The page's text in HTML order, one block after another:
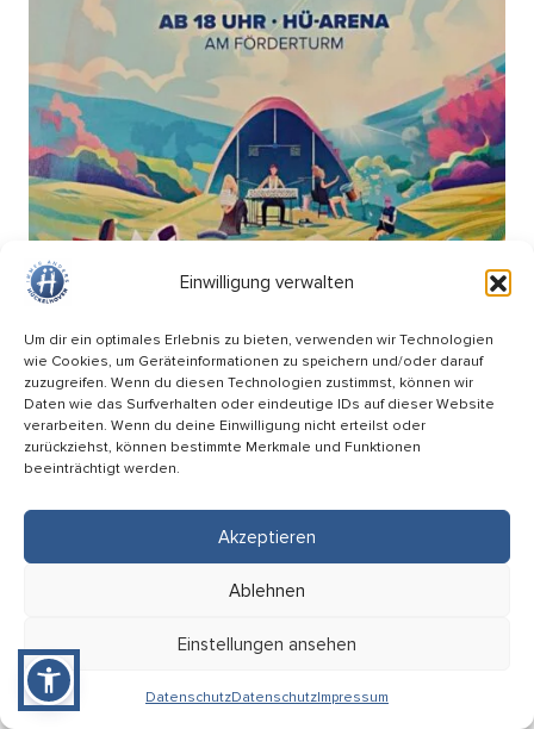
Einwilligung verwalten
Um dir ein optimales Erlebnis zu bieten, verwenden wir Technologien
wie Cookies, um Geräteinformationen zu speichern und/oder darauf
zuzugreifen. Wenn du diesen Technologien zustimmst, können wir
Daten wie das Surfverhalten oder eindeutige IDs auf dieser Website
verarbeiten. Wenn du deine Einwilligung nicht erteilst oder
zurückziehst, können bestimmte Merkmale und Funktionen
beeinträchtigt werden.
Akzeptieren
Ablehnen
Einstellungen ansehen
DatenschutzDatenschutzImpressum
Picknick Konzert – Mitsing-Konzert mit den
HÜ-Arena am Förderturm
Eintritt: Frei